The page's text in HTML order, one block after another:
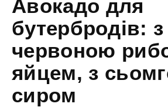
Авокадо для
бутербродів: з
червоною
яйцем, з
сиром